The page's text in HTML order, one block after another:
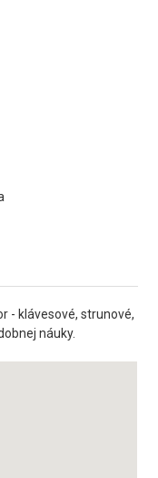
- klávesové, strunové,
náuky.